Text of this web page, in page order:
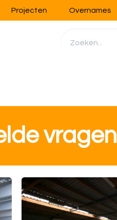
Projecten Overnames
vragen​